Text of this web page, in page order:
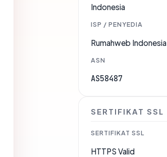
Indonesia
ISP / PENYEDIA
Rumahweb Indonesia
ASN
AS58487
SERTIFIKAT SSL
SERTIFIKAT SSL
HTTPS Valid